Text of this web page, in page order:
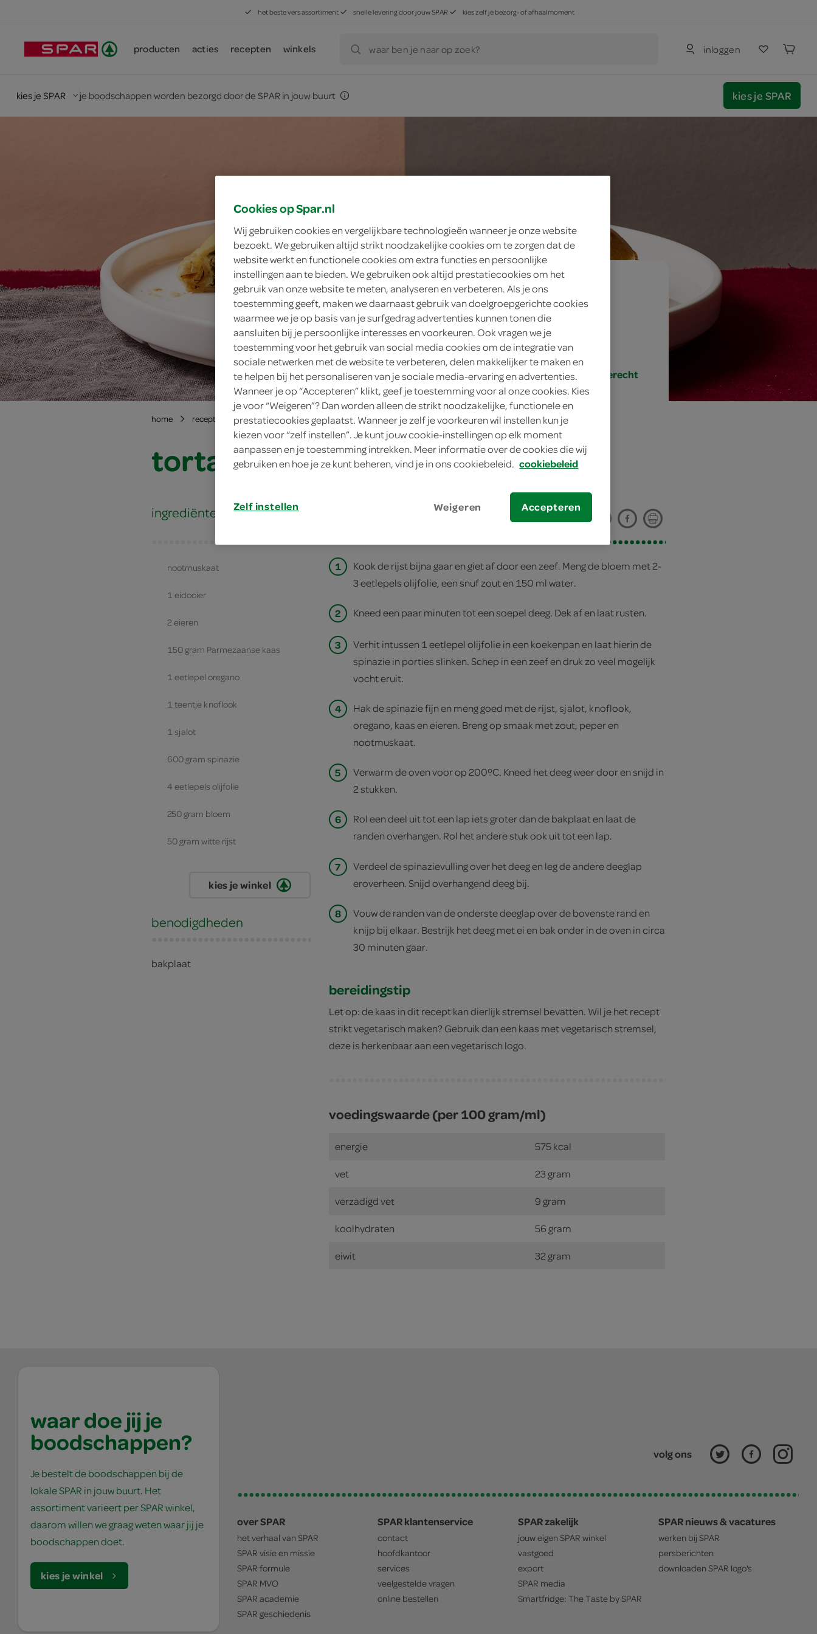
het beste vers assortiment snelle levering door jouw SPAR kies zelf je bezorg- of afhaalmoment
producten acties recepten winkels waar ben je naar op zoek? inloggen
kies je SPAR je boodschappen worden bezorgd door de SPAR in jouw buurt kies je SPAR
4 personen
gemiddeld
30 min.
lunch, hoofdgerecht
home recepten torta verde met spinazie
torta verde met spinazie
ingrediënten
nootmuskaat
1 eidooier
2 eieren
150 gram Parmezaanse kaas
1 eetlepel oregano
1 teentje knoflook
1 sjalot
600 gram spinazie
4 eetlepels olijfolie
250 gram bloem
50 gram witte rijst
kies je winkel
benodigdheden
bakplaat
1
Kook de rijst bijna gaar en giet af door een zeef. Meng de bloem met 2-
3 eetlepels olijfolie, een snuf zout en 150 ml water.
2 Kneed een paar minuten tot een soepel deeg. Dek af en laat rusten.
3
Verhit intussen 1 eetlepel olijfolie in een koekenpan en laat hierin de
spinazie in porties slinken. Schep in een zeef en druk zo veel mogelijk
vocht eruit.
4
Hak de spinazie fijn en meng goed met de rijst, sjalot, knoflook,
oregano, kaas en eieren. Breng op smaak met zout, peper en
nootmuskaat.
5
Verwarm de oven voor op 200ºC. Kneed het deeg weer door en snijd in
2 stukken.
6
Rol een deel uit tot een lap iets groter dan de bakplaat en laat de
randen overhangen. Rol het andere stuk ook uit tot een lap.
7
Verdeel de spinazievulling over het deeg en leg de andere deeglap
eroverheen. Snijd overhangend deeg bij.
8
Vouw de randen van de onderste deeglap over de bovenste rand en
knijp bij elkaar. Bestrijk het deeg met ei en bak onder in de oven in circa
30 minuten gaar.
bereidingstip
Let op: de kaas in dit recept kan dierlijk stremsel bevatten. Wil je het recept
strikt vegetarisch maken? Gebruik dan een kaas met vegetarisch stremsel,
deze is herkenbaar aan een vegetarisch logo.
voedingswaarde (per 100 gram/ml)
energie 575 kcal
vet 23 gram
verzadigd vet 9 gram
koolhydraten 56 gram
eiwit 32 gram
waar doe jij je
boodschappen?
Je bestelt de boodschappen bij de
lokale SPAR in jouw buurt. Het
assortiment varieert per SPAR winkel,
daarom willen we graag weten waar jij je
boodschappen doet.
kies je winkel
volg ons
over SPAR
het verhaal van SPAR
SPAR visie en missie
SPAR formule
SPAR MVO
SPAR academie
SPAR geschiedenis
SPAR klantenservice
contact
hoofdkantoor
services
veelgestelde vragen
online bestellen
SPAR zakelijk
jouw eigen SPAR winkel
vastgoed
export
SPAR media
Smartfridge: The Taste bySPAR
SPAR nieuws & vacatures
werken bij SPAR
persberichten
downloaden SPAR logo's
Cookies op Spar.nl
Wij gebruiken cookies en vergelijkbare technologieën wanneer je onze website
bezoekt. We gebruiken altijd strikt noodzakelijke cookies om te zorgen dat de
website werkt en functionele cookies om extra functies en persoonlijke
instellingen aan te bieden. We gebruiken ook altijd prestatiecookies om het
gebruik van onze website te meten, analyseren en verbeteren. Als je ons
toestemming geeft, maken we daarnaast gebruik van doelgroepgerichte cookies
waarmee we je op basis van je surfgedrag advertenties kunnen tonen die
aansluiten bij je persoonlijke interesses en voorkeuren. Ook vragen we je
toestemming voor het gebruik van social media cookies om de integratie van
sociale netwerken met de website te verbeteren, delen makkelijker te maken en
te helpen bij het personaliseren van je sociale media-ervaring en advertenties.
Wanneer je op “Accepteren” klikt, geef je toestemming voor al onze cookies. Kies
je voor “Weigeren”? Dan worden alleen de strikt noodzakelijke, functionele en
prestatiecookies geplaatst. Wanneer je zelf je voorkeuren wil instellen kun je
kiezen voor “zelf instellen”. Je kunt jouw cookie-instellingen op elk moment
aanpassen en je toestemming intrekken. Meer informatie over de cookies die wij
gebruiken en hoe je ze kunt beheren, vind je in ons cookiebeleid. cookiebeleid
Zelf instellen Weigeren Accepteren